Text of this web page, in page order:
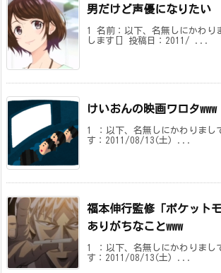
男だけど声優になりたい
1 名前：以下、名無しにかわり
します[] 投稿日：2011/ ...
けいおんの映画ワロタwww
1 ：以下、名無しにかわりまし
す：2011/08/13(土) ...
福本伸行監修「ポケット
ありがちなことwww
1 ：以下、名無しにかわりまし
す：2011/08/13(土) ...